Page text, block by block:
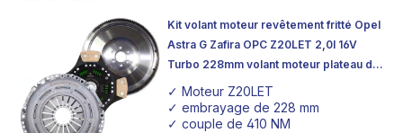
Kit volant moteur revêtement fritté Opel
Astra G Zafira OPC Z20LET 2,0l 16V
Turbo 228mm volant moteur plateau de
pression d'embrayage
✓ Moteur Z20LET
✓ embrayage de 228 mm
✓ couple de 410 NM